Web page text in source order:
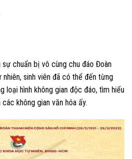
chuẩn bị vô cùng chu đáo Đoàn
sinh viên đã có thể đến từng
hình không gian độc đáo, tìm hiểu
không gian văn hóa ấy.